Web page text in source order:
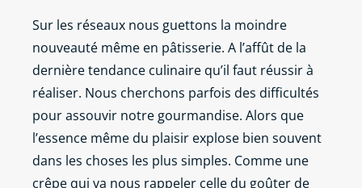
Sur les réseaux nous guettons la moindre
nouveauté même en pâtisserie. A l’affût de la
dernière tendance culinaire qu’il faut réussir à
réaliser. Nous cherchons parfois des difficultés
pour assouvir notre gourmandise. Alors que
l’essence même du plaisir explose bien souvent
dans les choses les plus simples. Comme une
crêpe qui va nous rappeler celle du goûter de